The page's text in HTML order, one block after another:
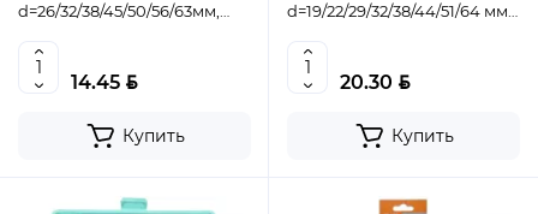
d=26/32/38/45/50/56/63мм,
Sturm! 4603010059875 (CN)
14.45 BYN
Купить
d=19/22/29/32/38/44/51/64 мм,
(CN)
20.30 BYN
Купить